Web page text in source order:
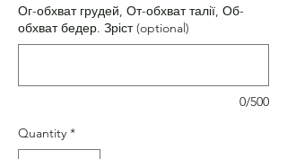
Ог-обхват грудей, От-обхват талії, Об-
обхват бедер. Зріст (optional)
0/500
Quantity *